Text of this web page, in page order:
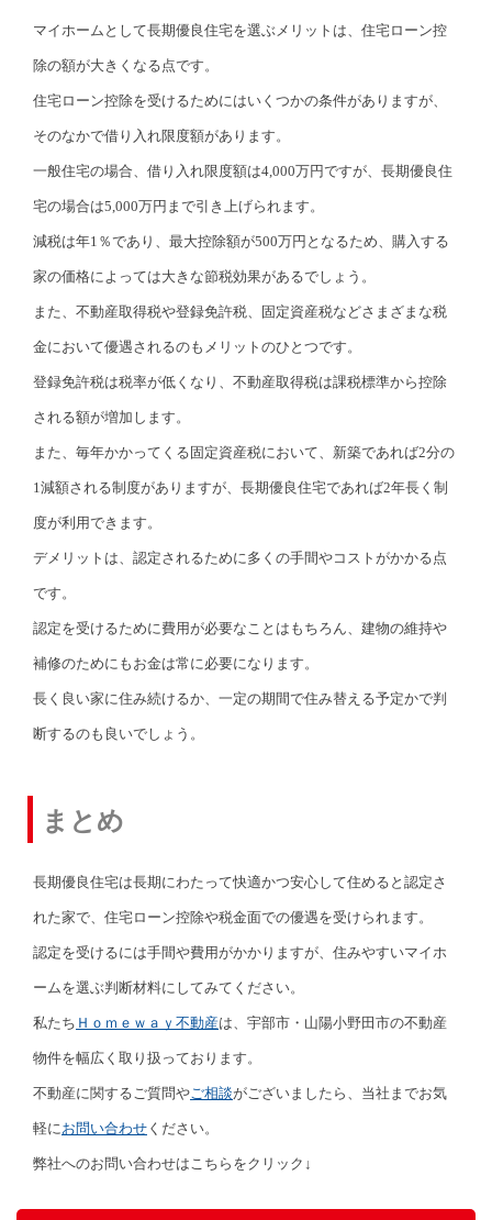
マイホームとして長期優良住宅を選ぶメリットは、住宅ローン控
除の額が大きくなる点です。
住宅ローン控除を受けるためにはいくつかの条件がありますが、
そのなかで借り入れ限度額があります。
一般住宅の場合、借り入れ限度額は4,000万円ですが、長期優良住
宅の場合は5,000万円まで引き上げられます。
減税は年1％であり、最大控除額が500万円となるため、購入する
家の価格によっては大きな節税効果があるでしょう。
また、不動産取得税や登録免許税、固定資産税などさまざまな税
金において優遇されるのもメリットのひとつです。
登録免許税は税率が低くなり、不動産取得税は課税標準から控除
される額が増加します。
また、毎年かかってくる固定資産税において、新築であれば2分の
1減額される制度がありますが、長期優良住宅であれば2年長く制
度が利用できます。
デメリットは、認定されるために多くの手間やコストがかかる点
です。
認定を受けるために費用が必要なことはもちろん、建物の維持や
補修のためにもお金は常に必要になります。
長く良い家に住み続けるか、一定の期間で住み替える予定かで判
断するのも良いでしょう。
まとめ
長期優良住宅は長期にわたって快適かつ安心して住めると認定さ
れた家で、住宅ローン控除や税金面での優遇を受けられます。
認定を受けるには手間や費用がかかりますが、住みやすいマイホ
ームを選ぶ判断材料にしてみてください。
私たち Ｈｏｍｅｗａｙ不動産は、宇部市・山陽小野田市の不動産
物件を幅広く取り扱っております。
不動産に関するご質問や ご相談がございましたら、当社までお気
軽に お問い合わせ ください。
弊社へのお問い合わせはこちらをクリック↓